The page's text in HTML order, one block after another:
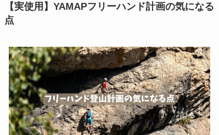
【実使用】YAMAPフリーハンド計画の気になる
点